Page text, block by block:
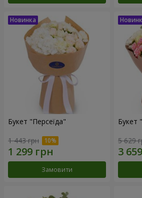
Букет "Персеїда"
1 443 грн
Замовити
Букет
5 629